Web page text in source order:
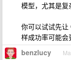
模型，尤其是复
你可以试试先
样成功率可能会
benzlucy